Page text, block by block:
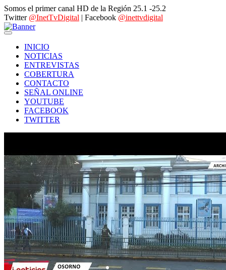
Somos el primer canal HD de la Región 25.1 -25.2
Twitter @InetTvDigital | Facebook @inettvdigital
INICIO
NOTICIAS
ENTREVISTAS
COBERTURA
CONTACTO
SEÑAL ONLINE
YOUTUBE
FACEBOOK
TWITTER